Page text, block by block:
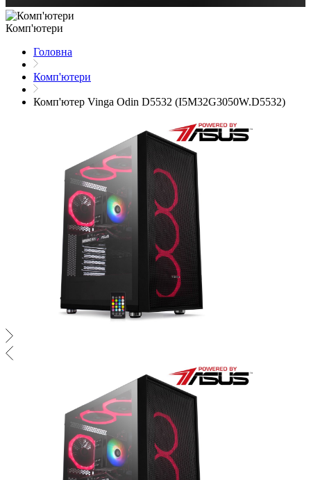
Комп'ютери
Головна
Комп'ютери
Комп'ютер Vinga Odin D5532 (I5M32G3050W.D5532)